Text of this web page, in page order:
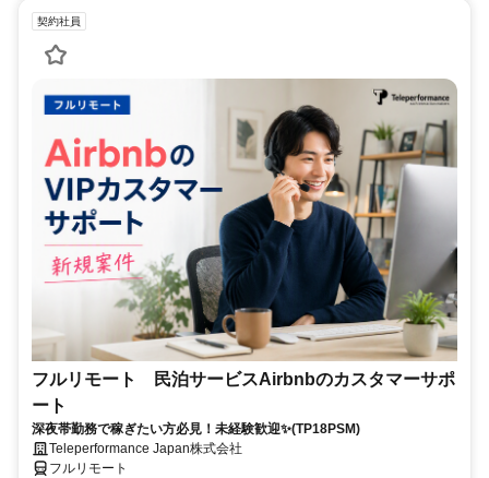
契約社員
フルリモート 民泊サービスAirbnbのカスタマーサポ
ート
深夜帯勤務で稼ぎたい方必見！未経験歓迎✨(TP18PSM)
Teleperformance Japan株式会社
フルリモート